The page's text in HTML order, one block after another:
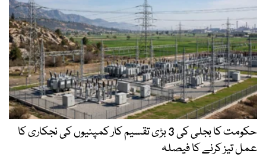
حکومت کا بجلی کی 3 بڑی تقسیم کار کمپنیوں کی نجکاری کا
عمل تیز کرنے کا فیصلہ